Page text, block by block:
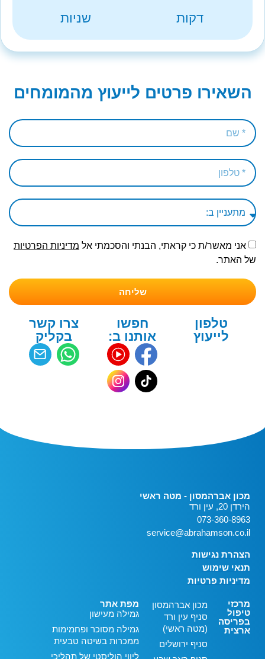
דקות שניות
השאירו פרטים לייעוץ מהמומחים
אני מאשר/ת כי קראתי, הבנתי והסכמתי אל מדיניות הפרטיות
של האתר.
שליחה
טלפון
לייעוץ
חפשו
אותנו ב:
צרו קשר
בקליק
מכון אברהמסון - מטה ראשי
הירדן 20, עין ורד
073-360-8963
service@abrahamson.co.il
הצהרת נגישות
תנאי שימוש
מדיניות פרטיות
מרכזי
טיפול
בפריסה
ארצית
מכון אברהמסון
סניף עין ורד
(מטה ראשי)
סניף ירושלים
מפת אתר
גמילה מעישון
גמילה מסוכר ופחמימות
ממכרות בשיטה טבעית
ליווי הוליסטי של תהליכי